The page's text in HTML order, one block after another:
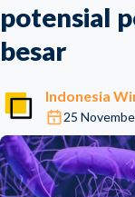
potensial
besar
Indonesia
25